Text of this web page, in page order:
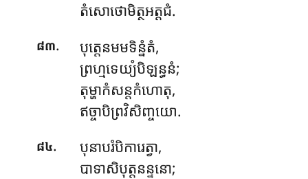
តំសោថោមិត្ថអត្តជំ.
៨៣.
បុត្តេនមមទិន្នំតំ,
ព្រហ្មទេយ្យំបិឡន្ធនំ;
តុម្ហាកំសន្តកំហោតុ,
ឥច្ចាបិព្រវិសិញ្ចយោ.
៨៤.
បុនាបរំបិការេត្វា,
បាទាសិបុត្តនន្ទនោ;